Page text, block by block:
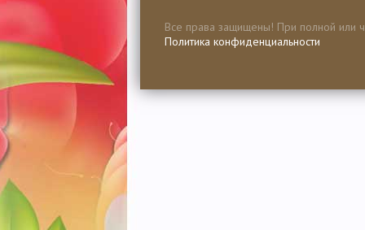
Все права защищены! При полной или
Политика конфиденциальности